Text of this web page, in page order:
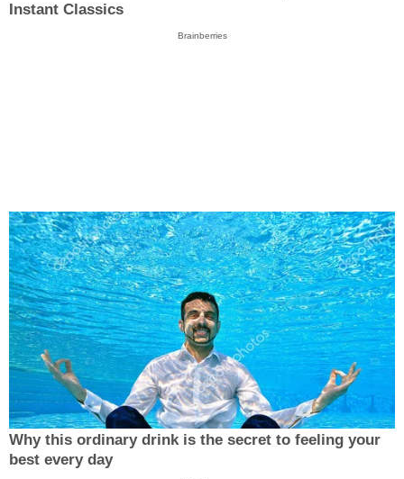
Instant Classics
Brainberries
Why this ordinary drink is the secret to feeling your
best every day